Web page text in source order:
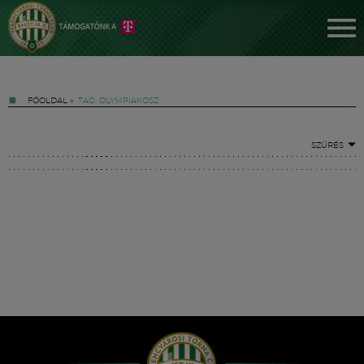
FŐOLDAL » TAG: OLYMPIAKOSZ
SZŰRÉS
Hírek